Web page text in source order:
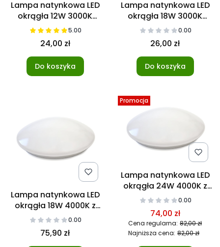
Lampa natynkowa LED
okrągła 12W 3000K
Ciepła5.00
24,00 zł
Do koszyka
Lampa natynkowa LED
okrągła 18W 3000K
Ciepła0.00
26,00 zł
Do koszyka
Lampa natynkowa LED
okrągła 18W 4000K z
mikrofalowym
czujnikiem ruchu
0.00
75,90 zł
Promocja
Lampa natynkowa LED
okrągła 24W 4000K z
mikrofalowym
czujnikiem ruchu
0.00
74,00 zł
Cena regularna: 82,00 zł
Najniższa cena: 82,00 zł